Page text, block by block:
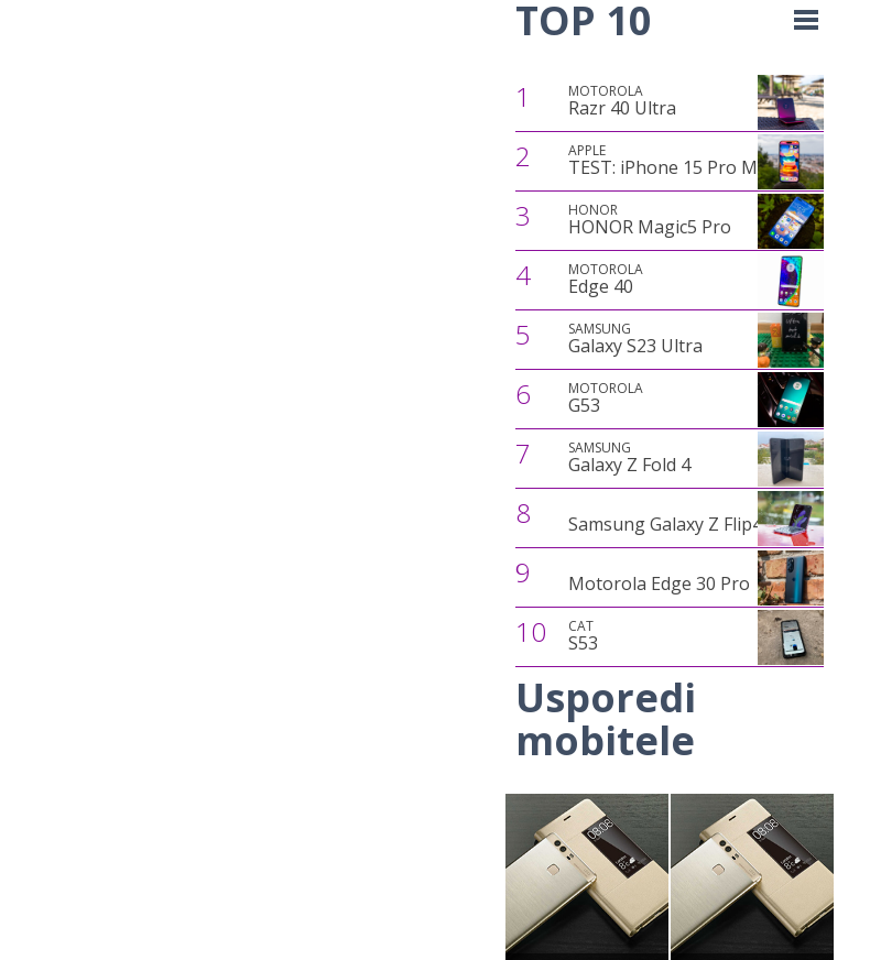
TOP 10
1 MOTOROLA
Razr 40 Ultra
2 APPLE
TEST: iPhone 15 Pro Max
3 HONOR
HONOR Magic5 Pro
4 MOTOROLA
Edge 40
5 SAMSUNG
Galaxy S23 Ultra
6 MOTOROLA
G53
7 SAMSUNG
Galaxy Z Fold 4
8 Samsung Galaxy Z Flip4
9 Motorola Edge 30 Pro
10 CAT
S53
Usporedi
mobitele